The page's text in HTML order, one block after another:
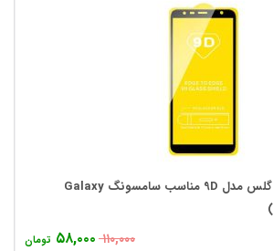
محافظ صفحه نمایش گلس مدل 9D مناسب سامسونگ Galaxy
۱۱۰,۰۰۰ ۵۸,۰۰۰ تومان